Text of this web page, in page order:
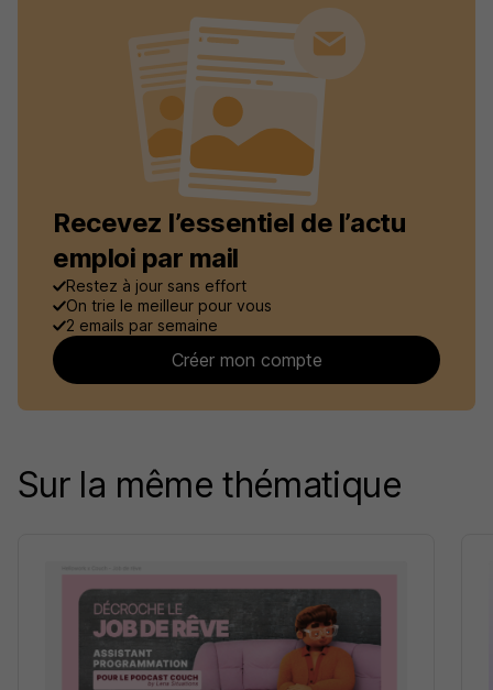
Recevez l’essentiel de l’actu
emploi par mail
Restez à jour sans effort
On trie le meilleur pour vous
2 emails par semaine
Créer mon compte
Sur la même thématique